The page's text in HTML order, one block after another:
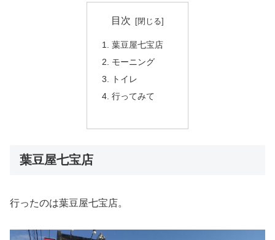
目次
葉豆屋七宝店
モーニング
トイレ
行ってみて
葉豆屋七宝店
行ったのは葉豆屋七宝店。